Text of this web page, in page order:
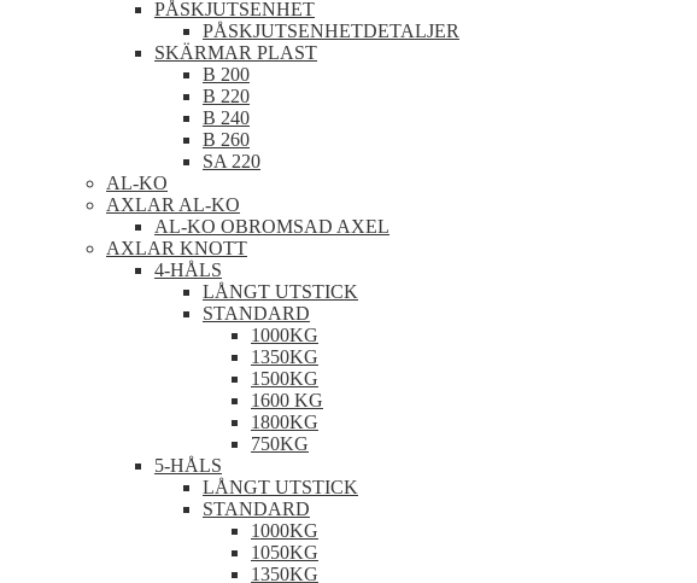
PÅSKJUTSENHET
PÅSKJUTSENHETDETALJER
SKÄRMAR PLAST
B 200
B 220
B 240
B 260
SA 220
AL-KO
AXLAR AL-KO
AL-KO OBROMSAD AXEL
AXLAR KNOTT
4-HÅLS
LÅNGT UTSTICK
STANDARD
1000KG
1350KG
1500KG
1600 KG
1800KG
750KG
5-HÅLS
LÅNGT UTSTICK
STANDARD
1000KG
1050KG
1350KG